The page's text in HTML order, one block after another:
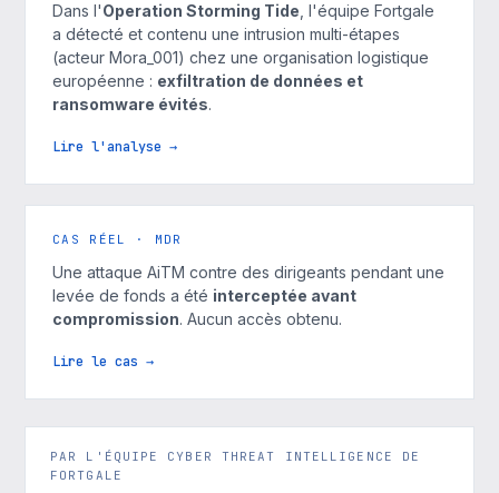
Dans l'Operation Storming Tide , l'équipe Fortgale
a détecté et contenu une intrusion multi-étapes
(acteur Mora_001) chez une organisation logistique
européenne : exfiltration de données et
ransomware évités.
Lire l'analyse →
CAS RÉEL · MDR
Une attaque AiTM contre des dirigeants pendant une
levée de fonds a été interceptée avant
compromission. Aucun accès obtenu.
Lire le cas →
PAR L'ÉQUIPE CYBER THREAT INTELLIGENCE DE
FORTGALE